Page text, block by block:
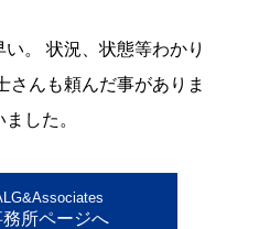
。 状況、状態等わかり
さんも頼んだ事がありま
した。
所ページへ